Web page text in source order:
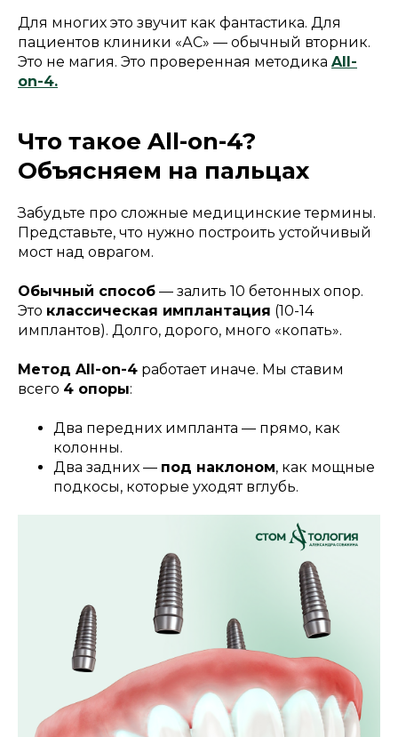
Для многих это звучит как фантастика. Для
пациентов клиники «АС» — обычный вторник.
Это не магия. Это проверенная методика All-
on-4.
Что такое All-on-4?
Объясняем на пальцах
Забудьте про сложные медицинские термины.
Представьте, что нужно построить устойчивый
мост над оврагом.
Обычный способ — залить 10 бетонных опор.
Это классическая имплантация (10-14
имплантов). Долго, дорого, много «копать».
Метод All-on-4 работает иначе. Мы ставим
всего 4 опоры:
Два передних импланта — прямо, как
колонны.
Два задних — под наклоном, как мощные
подкосы, которые уходят вглубь.